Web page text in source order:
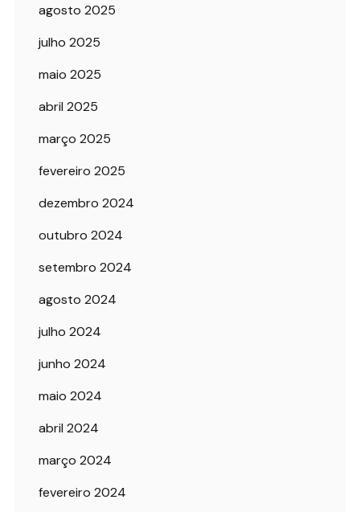
agosto 2025
julho 2025
maio 2025
abril 2025
março 2025
fevereiro 2025
dezembro 2024
outubro 2024
setembro 2024
agosto 2024
julho 2024
junho 2024
maio 2024
abril 2024
março 2024
fevereiro 2024